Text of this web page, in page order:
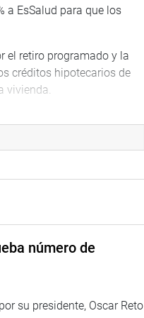
a EsSalud para que los
el retiro programado y la
créditos hipotecarios de
vivienda.
reveló que el
sus colegas no hacer
o viudez.
número de
su presidente, Oscar Reto